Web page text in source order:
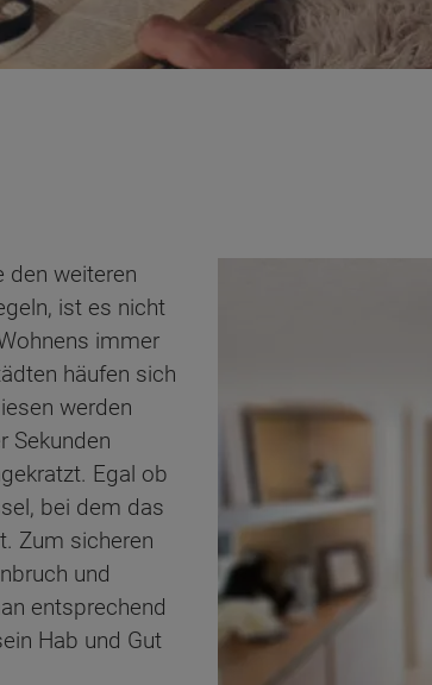
den weiteren
ist es nicht
immer
häufen sich
werden
Sekunden
Egal ob
bei dem das
Zum sicheren
und
entsprechend
Hab und Gut